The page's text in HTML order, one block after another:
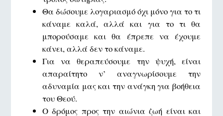
Θα δώσουμε λογαριασμό όχι μόνο για το τι
κάναμε καλά, αλλά και για το τι θα
μπορούσαμε και θα έπρεπε να έχουμε
κάνει, αλλά δεν το κάναμε.
Για να θεραπεύσουμε την ψυχή, είναι
απαραίτητο ν’ αναγνωρίσουμε την
αδυναμία μας και την ανάγκη για βοήθεια
του Θεού.
Ο δρόμος προς την αιώνια ζωή είναι και